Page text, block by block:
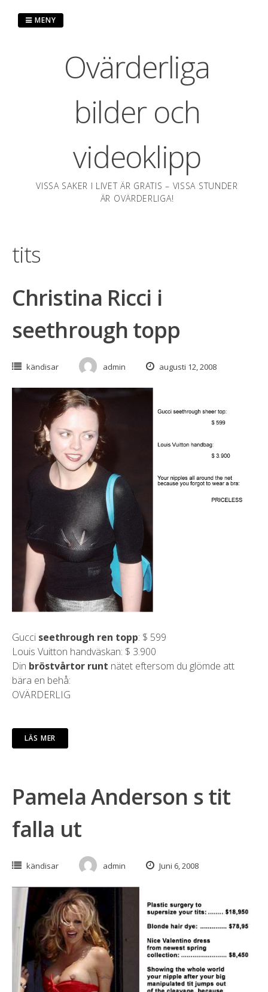
Ovärderliga
bilder och
videoklipp
VISSA SAKER I LIVET ÄR GRATIS – VISSA STUNDER
ÄR OVÄRDERLIGA!
MENY
tits
Christina Ricci i
seethrough topp
kändisar admin augusti 12, 2008
Gucci seethrough ren topp: $ 599
Louis Vuitton handväskan: $ 3.900
Din bröstvårtor runt nätet eftersom du glömde att
bära en behå:
OVÄRDERLIG
LÄS MER
Pamela Anderson s tit
falla ut
kändisar admin Juni 6, 2008